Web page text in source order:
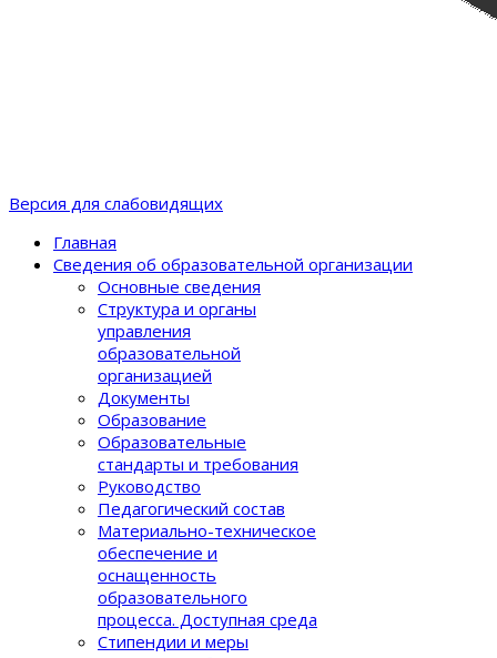
Версия для слабовидящих
Главная
Сведения об образовательной организации
Основные сведения
Структура и органы
управления
образовательной
организацией
Документы
Образование
Образовательные
стандарты и требования
Руководство
Педагогический состав
Материально-техническое
обеспечение и
оснащенность
образовательного
процеcса. Доступная среда
Стипендии и меры